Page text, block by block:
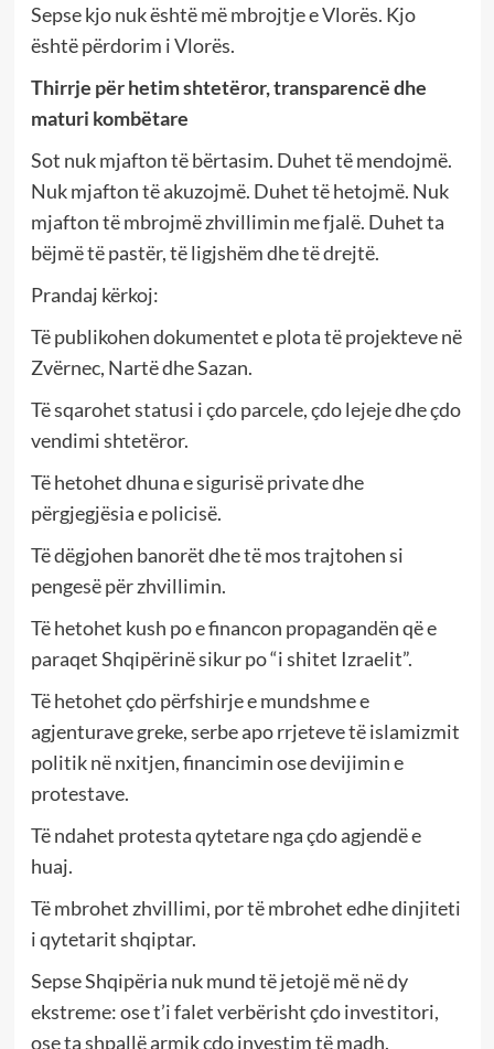
Sepse kjo nuk është më mbrojtje e Vlorës. Kjo
është përdorim i Vlorës.
Thirrje për hetim shtetëror, transparencë dhe
maturi kombëtare
Sot nuk mjafton të bërtasim. Duhet të mendojmë.
Nuk mjafton të akuzojmë. Duhet të hetojmë. Nuk
mjafton të mbrojmë zhvillimin me fjalë. Duhet ta
bëjmë të pastër, të ligjshëm dhe të drejtë.
Prandaj kërkoj:
Të publikohen dokumentet e plota të projekteve në
Zvërnec, Nartë dhe Sazan.
Të sqarohet statusi i çdo parcele, çdo lejeje dhe çdo
vendimi shtetëror.
Të hetohet dhuna e sigurisë private dhe
përgjegjësia e policisë.
Të dëgjohen banorët dhe të mos trajtohen si
pengesë për zhvillimin.
Të hetohet kush po e financon propagandën që e
paraqet Shqipërinë sikur po “i shitet Izraelit”.
Të hetohet çdo përfshirje e mundshme e
agjenturave greke, serbe apo rrjeteve të islamizmit
politik në nxitjen, financimin ose devijimin e
protestave.
Të ndahet protesta qytetare nga çdo agjendë e
huaj.
Të mbrohet zhvillimi, por të mbrohet edhe dinjiteti
i qytetarit shqiptar.
Sepse Shqipëria nuk mund të jetojë më në dy
ekstreme: ose t’i falet verbërisht çdo investitori,
ose ta shpallë armik çdo investim të madh.